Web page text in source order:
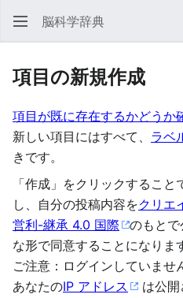
脳科学辞典
項目の新規作成
項目が既に存在するかどうか
新しい項目にはすべて、 ラベ
きです。
「作成」をクリックすること
し、自分の投稿内容をクリエ
営利-継承 4.0 国際
のもと
な形で同意することになりま
ご注意：ログインしていませ
あなたのIP アドレス は公開